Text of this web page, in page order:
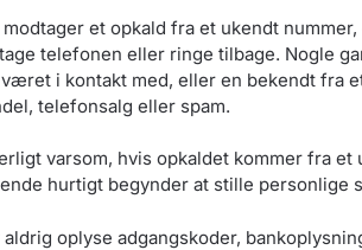
modtager et opkald fra et ukendt
telefonen eller ringe tilbage. Nogle
i kontakt med, eller en bekendt fra
telefonsalg eller spam.
varsom, hvis opkaldet kommer fra et
hurtigt begynder at stille personlige
aldrig oplyse adgangskoder,